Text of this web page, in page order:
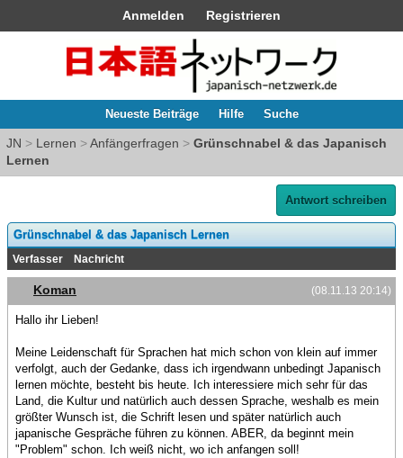
Anmelden Registrieren
Neueste Beiträge Hilfe Suche
JN > Lernen >Anfängerfragen > Grünschnabel & das Japanisch
Lernen
Antwort schreiben
Grünschnabel & das Japanisch Lernen
Verfasser Nachricht
(08.11.13 20:14)
Koman
Hallo ihr Lieben!
Meine Leidenschaft für Sprachen hat mich schon von klein auf immer
verfolgt, auch der Gedanke, dass ich irgendwann unbedingt Japanisch
lernen möchte, besteht bis heute. Ich interessiere mich sehr für das
Land, die Kultur und natürlich auch dessen Sprache, weshalb es mein
größter Wunsch ist, die Schrift lesen und später natürlich auch
japanische Gespräche führen zu können. ABER, da beginnt mein
"Problem" schon. Ich weiß nicht, wo ich anfangen soll!